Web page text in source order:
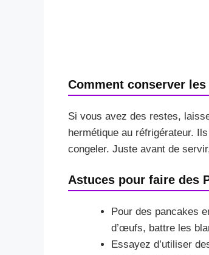
Comment conserver
Si vous avez des restes,
hermétique au réfrigérateur.
congeler. Juste avant de
Astuces pour faire des
Pour des pancakes
d’œufs, battre les
Essayez d’utiliser